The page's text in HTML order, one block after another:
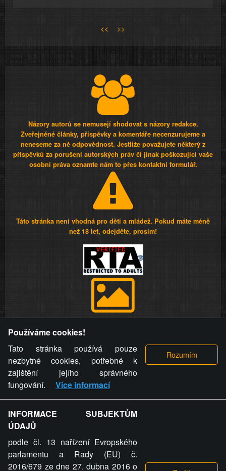
<< >>
Názory autorů se nemusejí shodovat s názory redakce.
Zveřejněné články, příspěvky a komentáře necenzurujeme a
neneseme za ně odpovědnost. Jestliže považujete některý z
příspěvků za porušení autorských práv či jinak poškozující vaše
osobní práva oznamte nám to přes kontaktní formulář.
Táto stránka není vhodná pro děti a mládež. Pokud máte méně
než 18 let, odejděte, prosím!
videa a komentáře. Osoba, které se toto opatření provozovatele
stránky týče, ani osoba, která umístila fotografii nebo video na
stránku, nemůže z důvodu odstranění fotografie, videa nebo
komentáře pro výše uvedenou okolnost uplatnit vůči
provozovateli stránky žádný nárok na náhradu škody nebo
nemajetkové újmy.
ZVRÁCENÝ.CZ - Svět není zvrácenej. To jen
ty lidi...
Používáme cookies!
Tato stránka používá pouze
nezbytné cookies, potřebné k
zajištění jejího správného
fungování.
Více informací
INFORMACE SUBJEKTŮM
ÚDAJŮ
podle čl. 13 nařízení Evropského
parlamentu a Rady (EU) č.
2016/679 ze dne 27. dubna 2016 o